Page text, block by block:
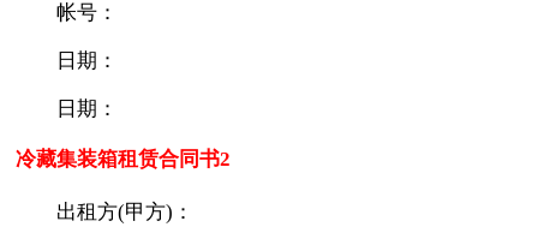
帐号：
日期：
日期：
冷藏集装箱租赁合同书2
出租方(甲方)：